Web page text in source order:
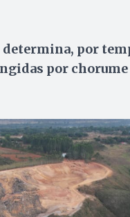
determina, por
por